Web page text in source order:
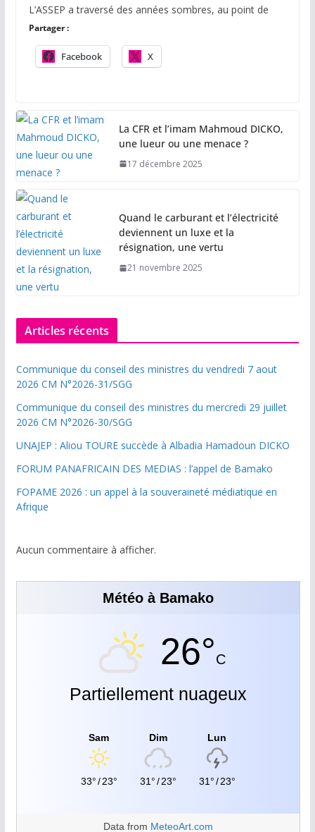
L’ASSEP a traversé des années sombres, au point de
Partager :
Facebook X
La CFR et l’imam Mahmoud DICKO,
une lueur ou une menace ?
17 décembre 2025
Quand le carburant et l’électricité
deviennent un luxe et la
résignation, une vertu
21 novembre 2025
Articles récents
Communique du conseil des ministres du vendredi 7 aout
2026 CM N°2026-31/SGG
Communique du conseil des ministres du mercredi 29 juillet
2026 CM N°2026-30/SGG
UNAJEP : Aliou TOURE succède à Albadia Hamadoun DICKO
FORUM PANAFRICAIN DES MEDIAS : l’appel de Bamako
FOPAME 2026 : un appel à la souveraineté médiatique en
Afrique
Aucun commentaire à afficher.
Météo à Bamako
26°C
Partiellement nuageux
Sam
33°/23°
Dim
31°/23°
Lun
31°/23°
Data from MeteoArt.com